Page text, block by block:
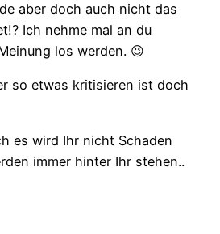
aber doch auch nicht das
Ich nehme mal an du
los werden. 😉
so etwas kritisieren ist doch
es wird Ihr nicht Schaden
immer hinter Ihr stehen..